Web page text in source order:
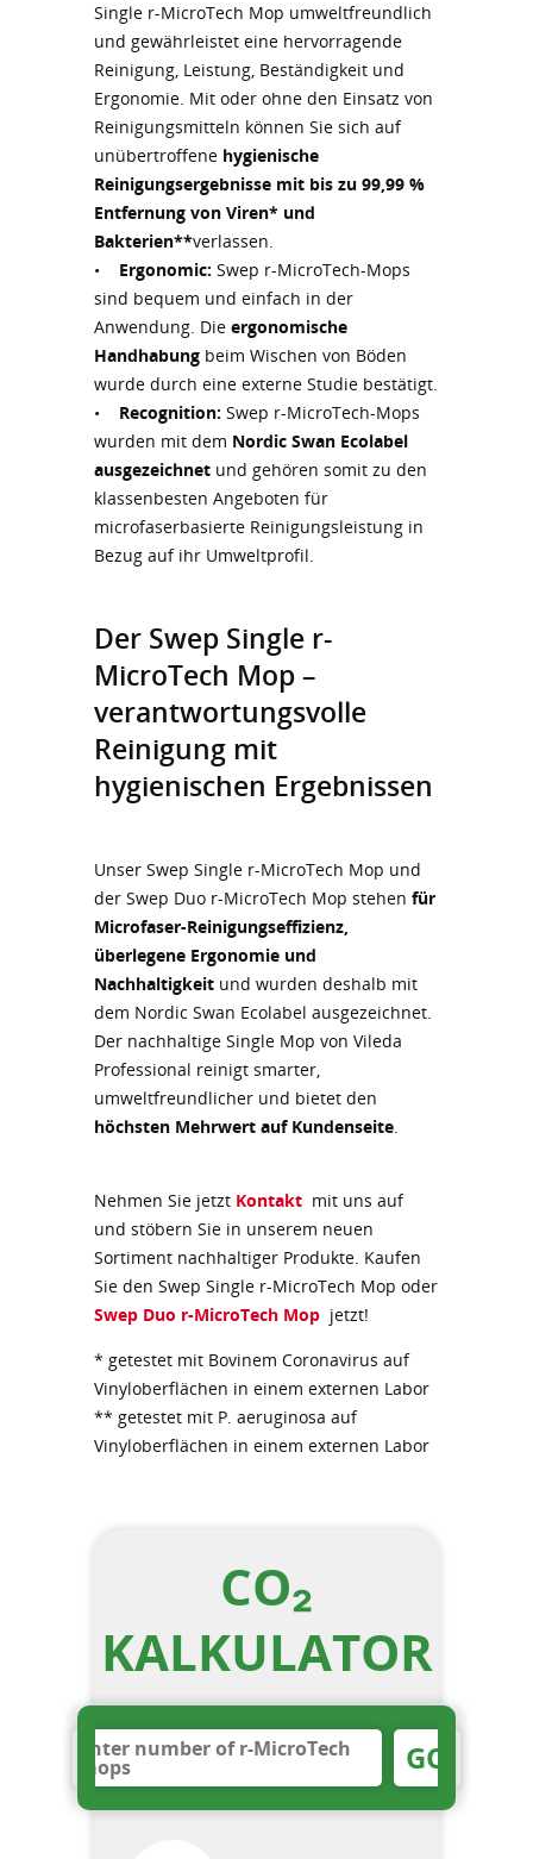
Single r-MicroTech Mop umweltfreundlich
und gewährleistet eine hervorragende
Reinigung, Leistung, Beständigkeit und
Ergonomie. Mit oder ohne den Einsatz von
Reinigungsmitteln können Sie sich auf
unübertroffene hygienische
Reinigungsergebnisse mit bis zu 99,99 %
Entfernung von Viren* und
Bakterien**verlassen.
• Ergonomic: Swep r-MicroTech-Mops
sind bequem und einfach in der
Anwendung. Die ergonomische
Handhabung beim Wischen von Böden
wurde durch eine externe Studie bestätigt.
• Recognition: Swep r-MicroTech-Mops
wurden mit dem Nordic Swan Ecolabel
ausgezeichnet und gehören somit zu den
klassenbesten Angeboten für
microfaserbasierte Reinigungsleistung in
Bezug auf ihr Umweltprofil.
Der Swep Single r-
MicroTech Mop –
verantwortungsvolle
Reinigung mit
hygienischen Ergebnissen
Unser Swep Single r-MicroTech Mop und
der Swep Duo r-MicroTech Mop stehen für
Microfaser-Reinigungseffizienz,
überlegene Ergonomie und
Nachhaltigkeit und wurden deshalb mit
dem Nordic Swan Ecolabel ausgezeichnet.
Der nachhaltige Single Mop von Vileda
Professional reinigt smarter,
umweltfreundlicher und bietet den
höchsten Mehrwert auf Kundenseite
Nehmen Sie jetzt Kontakt mit uns auf
und stöbern Sie in unserem neuen
Sortiment nachhaltiger Produkte. Kaufen
Sie den Swep Single r-MicroTech Mop oder
Swep Duo r-MicroTech Mop jetzt!
* getestet mit Bovinem Coronavirus auf
Vinyloberflächen in einem externen Labor
** getestet mit P. aeruginosa auf
Vinyloberflächen in einem externen Labor
CO₂
KALKULATOR
GO